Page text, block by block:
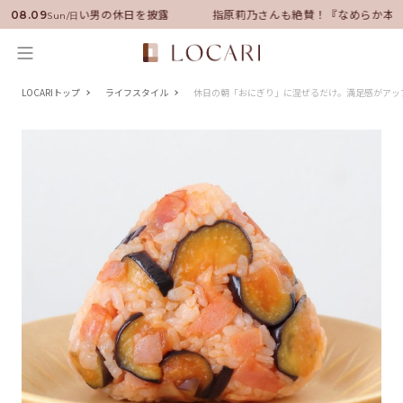
08.09Sun/日
に就任！いい男の休日を披露 指原莉乃さんも絶賛！『なめらか本
LOCARIトップ ライフスタイル 休日の朝「おにぎり」に混ぜるだけ。満足感がア